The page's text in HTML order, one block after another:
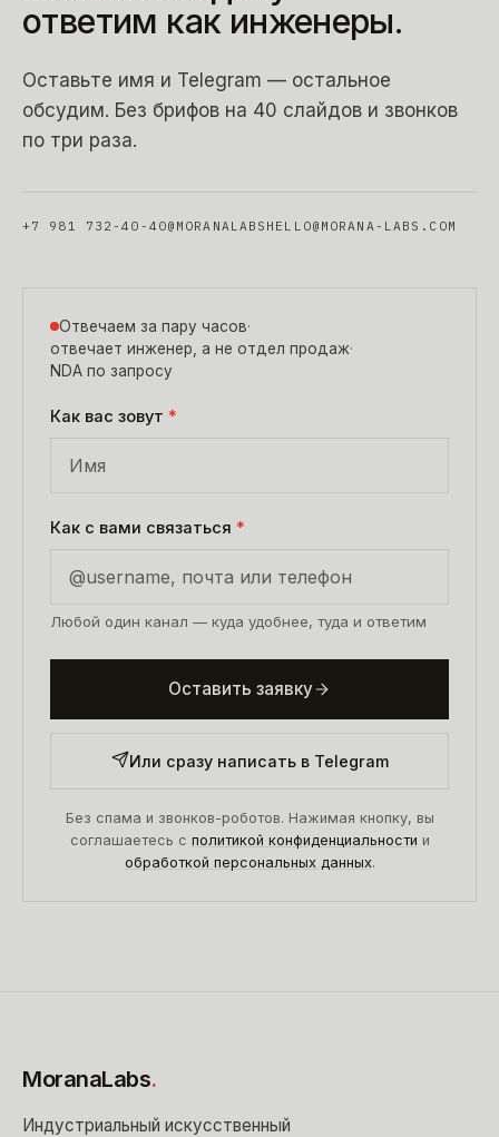
ответим как инженеры.
Оставьте имя и Telegram — остальное
обсудим. Без брифов на 40 слайдов и звонков
по три раза.
+7 981 732-40-40@MORANALABS HELLO@MORANA-LABS.COM
Отвечаем за пару часов·
отвечает инженер, а не отдел продаж·
NDA по запросу
Как вас зовут *
Как с вами связаться *
Любой один канал — куда удобнее, туда и ответим
Оставить заявку
Или сразу написать в Telegram
Без спама и звонков-роботов. Нажимая кнопку, вы
соглашаетесь с политикой конфиденциальности и
обработкой персональных данных.
MoranaLabs.
Индустриальный искусственный